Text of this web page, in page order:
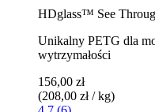
HDglass™ See
Unikalny PETG dla
wytrzymałości
156,00 zł
(208,00 zł / kg)